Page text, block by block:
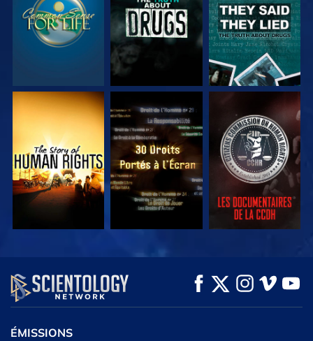
REGARDER REGARDER REGARDER
REGARDER REGARDER
DÉCOUVRIR LES
SÉRIES
ÉMISSIONS